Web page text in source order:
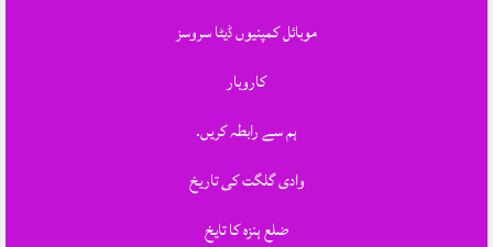
موبائل کمپنیوں ڈیٹا سروسز
کاروبار
ہم سے رابطہ کریں.
وادی گلگت کی تاریخ
ضلع ہنزہ کا تایخ